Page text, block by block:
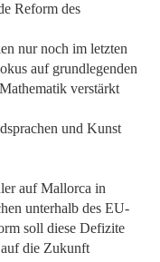
Reform des
nur noch im letzten
auf grundlegenden
verstärkt
und Kunst
auf Mallorca in
unterhalb des EU-
soll diese Defizite
auf die Zukunft